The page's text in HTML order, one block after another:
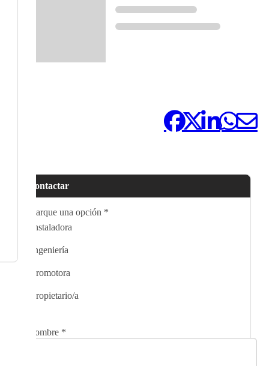
Contactar
Marque una opción *
Instaladora
Ingeniería
Promotora
Propietario/a
Nombre *